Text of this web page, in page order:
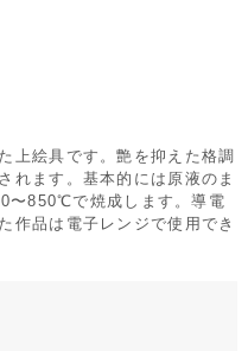
上絵具です。艶を抑えた格調
れます。基本的には原液のま
〜850℃で焼成します。導電
作品は電子レンジで使用でき